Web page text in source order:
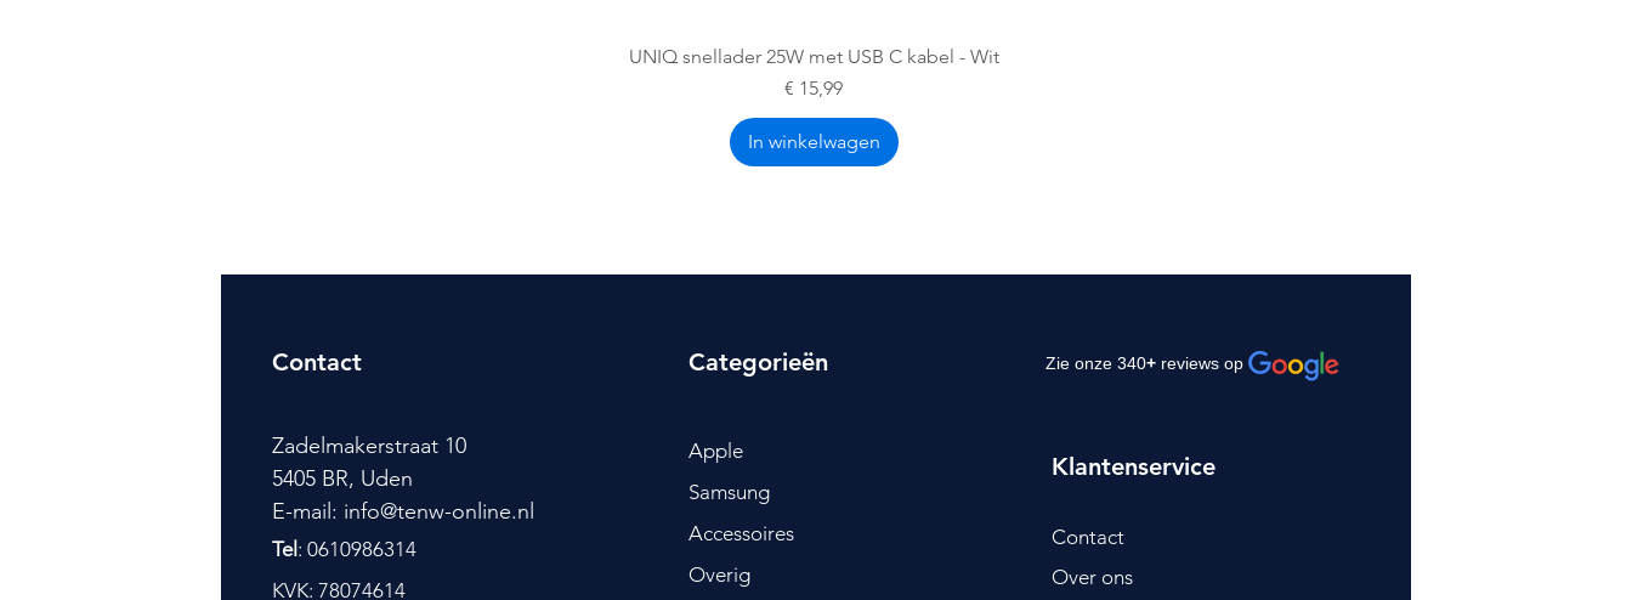
Snel overzicht
UNIQ snellader 25W met USB C kabel - Wit
Prijs
€ 15,99
In winkelwagen
Contact
Zadelmakerstraat 10
5405 BR, Uden
E-mail: info@tenw-online.nl
Tel : 0610986314
KVK: 78074614
Categorieën
Apple
Samsung
Accessoires
Overig
Zie onze 340+ reviews op
Klantenservice
Contact
Over ons